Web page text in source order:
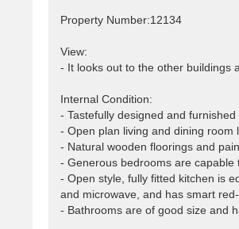
Property Number:12134
View:
- It looks out to the other buildings
Internal Condition:
- Tastefully designed and furnished
- Open plan living and dining room
- Natural wooden floorings and
- Generous bedrooms are capable
- Open style, fully fitted kitchen is
and microwave, and has smart
- Bathrooms are of good size and